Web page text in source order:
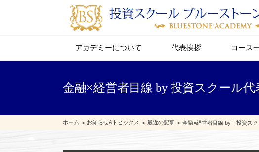
アカデミーについて 代表挨拶 コース
金融×経営者目線 by 投資スクール
ホーム お知らせ&トピックス 最近の記事 金融×経営者目線 by 投資ス